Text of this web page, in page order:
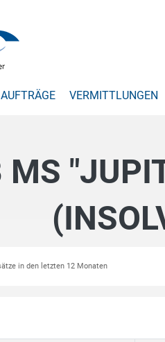
AUFTRÄGE VERMITTLUNGEN
MS
in den letzten 12 Monaten